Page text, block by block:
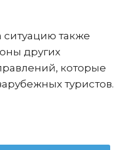
ситуацию также
других
которые
туристов.